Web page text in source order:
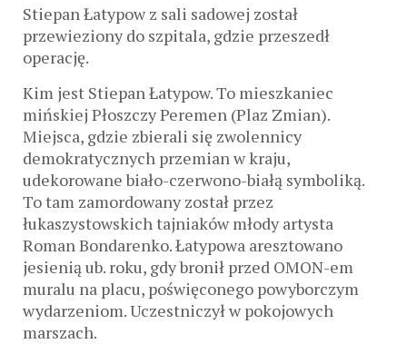
Stiepan Łatypow z sali sadowej został
przewieziony do szpitala, gdzie przeszedł
operację.
Kim jest Stiepan Łatypow. To mieszkaniec
mińskiej Płoszczy Peremen (Plaz Zmian).
Miejsca, gdzie zbierali się zwolennicy
demokratycznych przemian w kraju,
udekorowane biało-czerwono-białą symboliką.
To tam zamordowany został przez
łukaszystowskich tajniaków młody artysta
Roman Bondarenko. Łatypowa aresztowano
jesienią ub. roku, gdy bronił przed OMON-em
muralu na placu, poświęconego powyborczym
wydarzeniom. Uczestniczył w pokojowych
marszach.